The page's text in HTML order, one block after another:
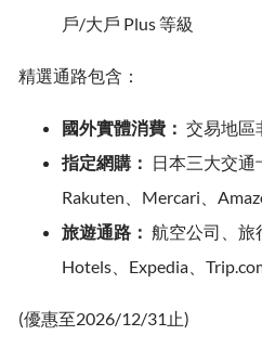
戶/大戶 Plus 等級
精選通路包含：
國外實體消費： 交易地區
指定網購： 日本三大交通
Rakuten、Mercari、
旅遊通路： 航空公司、旅
Hotels、Expedia、
(優惠至2026/12/31止)